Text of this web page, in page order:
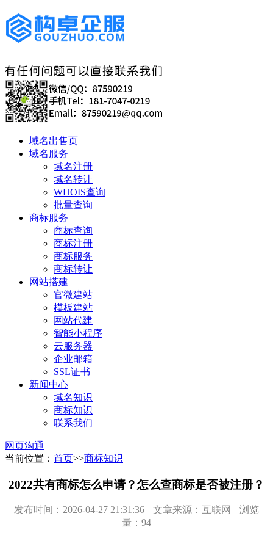
域名出售页
域名服务
域名注册
域名转让
WHOIS查询
批量查询
商标服务
商标查询
商标注册
商标服务
商标转让
网站搭建
官微建站
模板建站
网站代建
智能小程序
云服务器
企业邮箱
SSL证书
新闻中心
域名知识
商标知识
联系我们
网页沟通
当前位置： 首页>>商标知识
2022共有商标怎么申请？怎么查商标是否被注册？
发布时间：2026-04-27 21:31:36 文章来源：互联网
浏览
量：94